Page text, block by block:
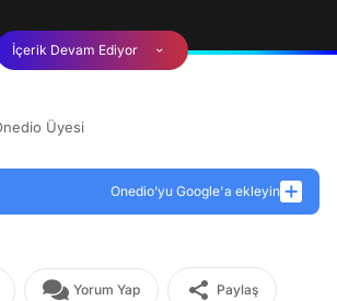
İçerik Devam Ediyor
Üyesi
Onedio’yu Google'a ekleyin
Yorum Yap Paylaş